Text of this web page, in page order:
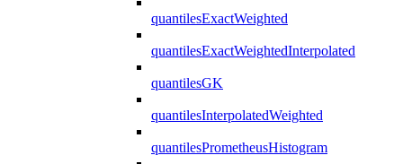
quantilesExactWeighted
quantilesExactWeightedInterpolated
quantilesGK
quantilesInterpolatedWeighted
quantilesPrometheusHistogram